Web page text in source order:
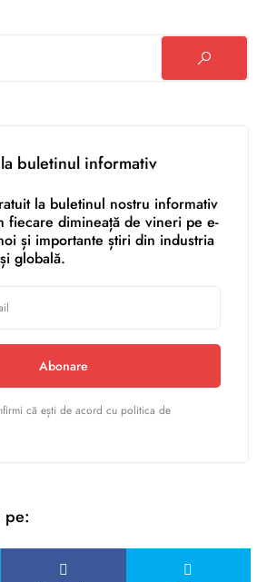
buletinul informativ
la buletinul nostru informativ
fiecare dimineață de vineri pe e-
și importante știri din industria
globală.
Abonare
că ești de acord cu politica de
pe: